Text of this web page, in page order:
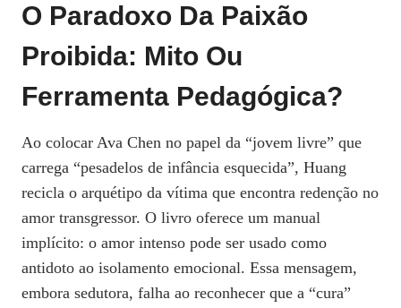
O Paradoxo Da Paixão
Proibida: Mito Ou
Ferramenta Pedagógica?
Ao colocar Ava Chen no papel da “jovem livre” que
carrega “pesadelos de infância esquecida”, Huang
recicla o arquétipo da vítima que encontra redenção no
amor transgressor. O livro oferece um manual
implícito: o amor intenso pode ser usado como
antidoto ao isolamento emocional. Essa mensagem,
embora sedutora, falha ao reconhecer que a “cura”